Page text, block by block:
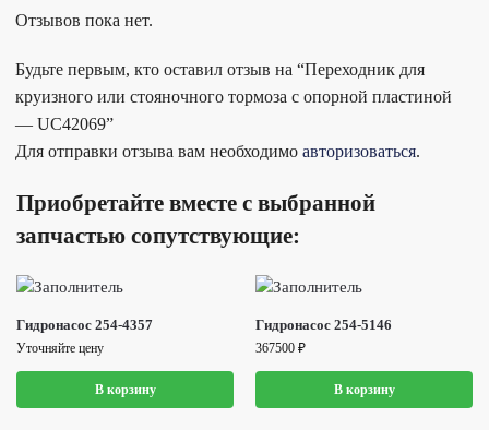
Отзывов пока нет.
Будьте первым, кто оставил отзыв на “Переходник для
круизного или стояночного тормоза с опорной пластиной
— UC42069”
Для отправки отзыва вам необходимо авторизоваться.
Приобретайте вместе с выбранной
запчастью сопутствующие:
Гидронасос 254-4357
Уточняйте цену
В корзину
Гидронасос 254-5146
367500 ₽
В корзину